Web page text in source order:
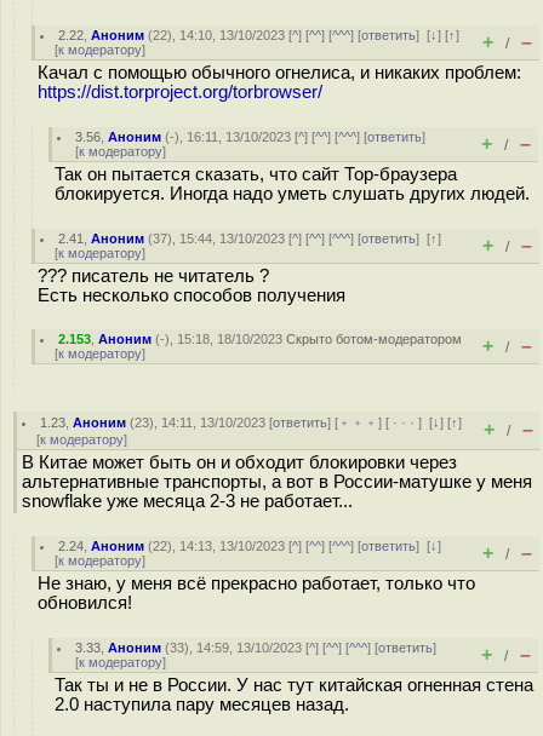
2.22 ,Аноним (22), 14:10, 13/10/2023 [^] [^^] [^^^] [ответить][↓] [↑]
[к модератору] + / –
Качал с помощью обычного огнелиса, и никаких проблем:
https://dist.torproject.org/torbrowser/
3.56 ,Аноним (-), 16:11, 13/10/2023 [^] [^^] [^^^] [ответить]
[к модератору] + / –
Так он пытается сказать, что сайт Тор-браузера
блокируется. Иногда надо уметь слушать других людей.
2.41 ,Аноним (37), 15:44, 13/10/2023 [^] [^^] [^^^] [ответить][↑]
[к модератору] + / –
??? писатель не читатель ?
Есть несколько способов получения
2.153 ,Аноним (-), 15:18, 18/10/2023Скрыто ботом-модератором
[к модератору] + / –
1.23 ,Аноним (23), 14:11, 13/10/2023 [ответить] [ ﹢﹢﹢] [ · · ·][↓] [↑]
[к модератору] + / –
В Китае может быть он и обходит блокировки через
альтернативные транспорты, а вот в России-матушке у меня
snowflake уже месяца 2-3 не работает...
2.24 ,Аноним (22), 14:13, 13/10/2023 [^] [^^] [^^^] [ответить][↓]
[к модератору] + / –
Не знаю, у меня всё прекрасно работает, только что
обновился!
3.33 ,Аноним (33), 14:59, 13/10/2023 [^] [^^] [^^^] [ответить]
[к модератору] + / –
Так ты и не в России. У нас тут китайская огненная стена
2.0 наступила пару месяцев назад.